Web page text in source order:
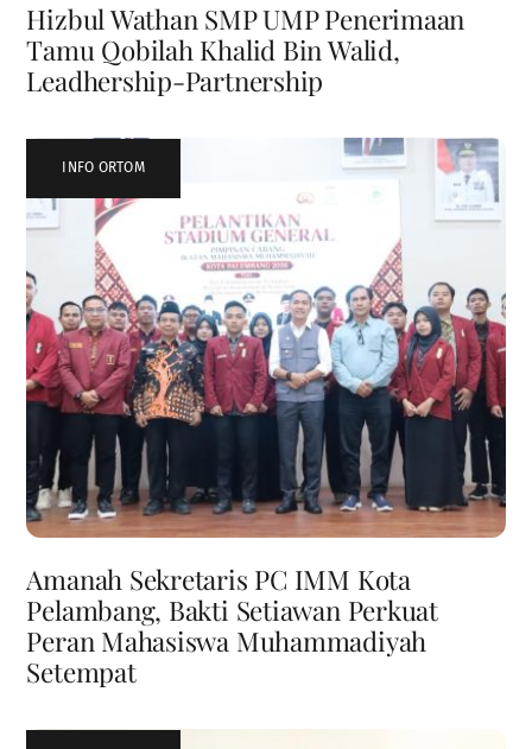
Hizbul Wathan SMP UMP Penerimaan
Tamu Qobilah Khalid Bin Walid,
Leadhership-Partnership
INFO ORTOM
Amanah Sekretaris PC IMM Kota
Pelambang, Bakti Setiawan Perkuat
Peran Mahasiswa Muhammadiyah
Setempat